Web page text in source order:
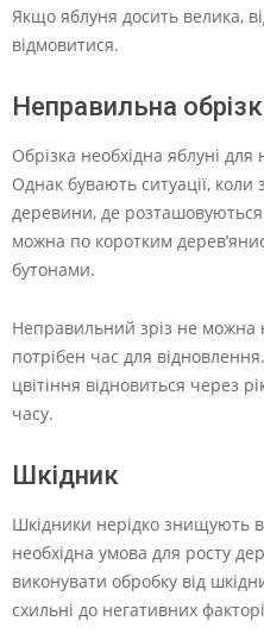
Якщо яблуня досить велика,
відмовитися.
Неправильна
Обрізка необхідна яблуні
Однак бувають ситуації, коли
деревини, де розташовуються
можна по коротким
бутонами.
Неправильний зріз не можна
потрібен час для
цвітіння відновиться через
часу.
Шкідник
Шкідники нерідко знищують
необхідна умова для росту
виконувати обробку від
схильні до негативних